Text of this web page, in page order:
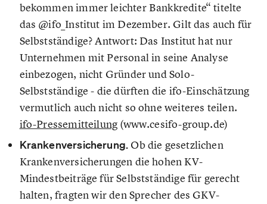
bekommen immer leichter Bankkredite“ titelte
das @ifo_Institut im Dezember. Gilt das auch für
Selbstständige? Antwort: Das Institut hat nur
Unternehmen mit Personal in seine Analyse
einbezogen, nicht Gründer und Solo-
Selbstständige - die dürften die ifo-Einschätzung
vermutlich auch nicht so ohne weiteres teilen.
ifo-Pressemitteilung (www.cesifo-group.de)
Krankenversicherung. Ob die gesetzlichen
Krankenversicherungen die hohen KV-
Mindestbeiträge für Selbstständige für gerecht
halten, fragten wir den Sprecher des GKV-